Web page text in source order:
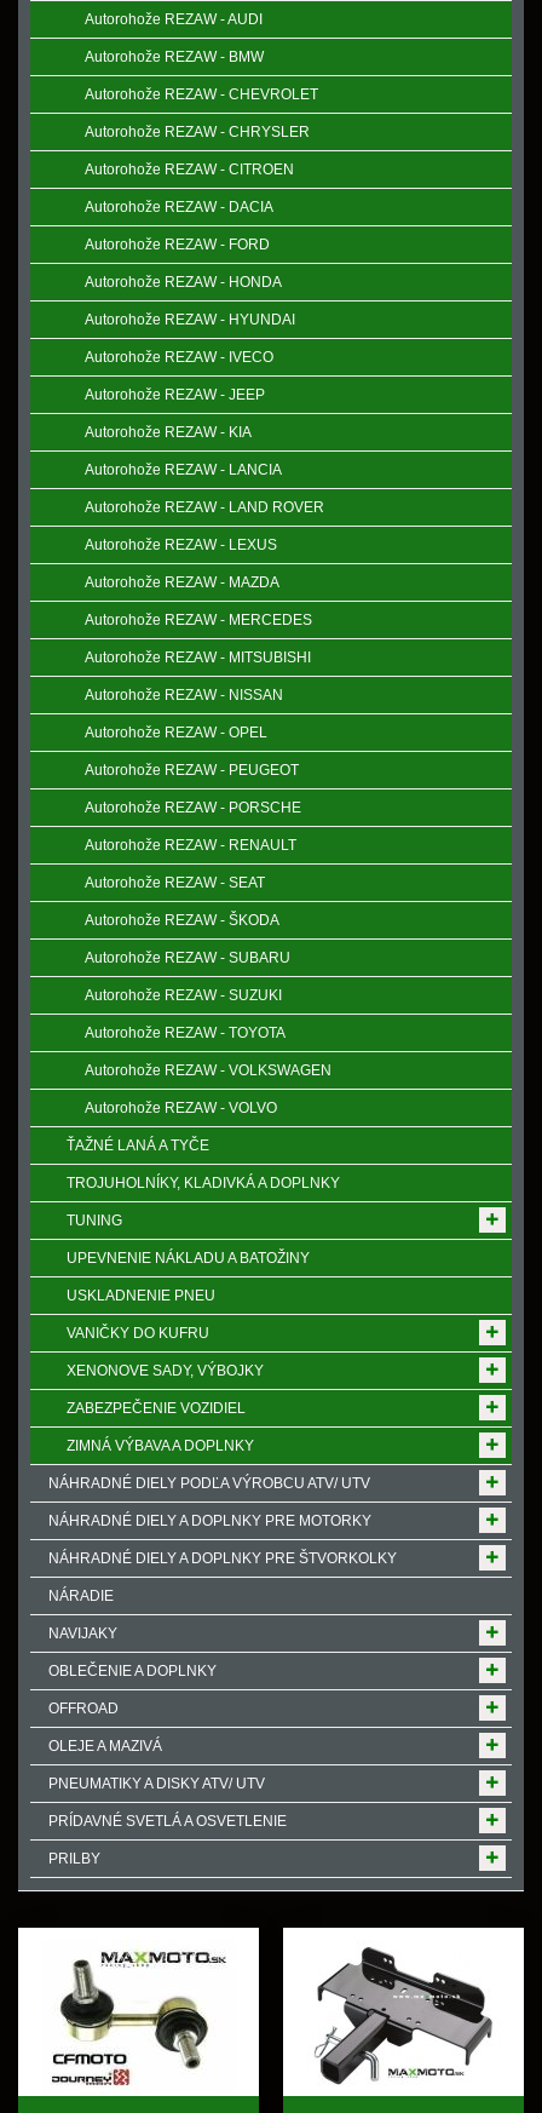
Autorohože REZAW - AUDI
Autorohože REZAW - BMW
Autorohože REZAW - CHEVROLET
Autorohože REZAW - CHRYSLER
Autorohože REZAW - CITROEN
Autorohože REZAW - DACIA
Autorohože REZAW - FORD
Autorohože REZAW - HONDA
Autorohože REZAW - HYUNDAI
Autorohože REZAW - IVECO
Autorohože REZAW - JEEP
Autorohože REZAW - KIA
Autorohože REZAW - LANCIA
Autorohože REZAW - LAND ROVER
Autorohože REZAW - LEXUS
Autorohože REZAW - MAZDA
Autorohože REZAW - MERCEDES
Autorohože REZAW - MITSUBISHI
Autorohože REZAW - NISSAN
Autorohože REZAW - OPEL
Autorohože REZAW - PEUGEOT
Autorohože REZAW - PORSCHE
Autorohože REZAW - RENAULT
Autorohože REZAW - SEAT
Autorohože REZAW - ŠKODA
Autorohože REZAW - SUBARU
Autorohože REZAW - SUZUKI
Autorohože REZAW - TOYOTA
Autorohože REZAW - VOLKSWAGEN
Autorohože REZAW - VOLVO
ŤAŽNÉ LANÁ A TYČE
TROJUHOLNÍKY, KLADIVKÁ A DOPLNKY
TUNING
UPEVNENIE NÁKLADU A BATOŽINY
USKLADNENIE PNEU
VANIČKY DO KUFRU
XENONOVE SADY, VÝBOJKY
ZABEZPEČENIE VOZIDIEL
ZIMNÁ VÝBAVA A DOPLNKY
NÁHRADNÉ DIELY PODĽA VÝROBCU ATV/ UTV
NÁHRADNÉ DIELY A DOPLNKY PRE MOTORKY
NÁHRADNÉ DIELY A DOPLNKY PRE ŠTVORKOLKY
NÁRADIE
NAVIJAKY
OBLEČENIE A DOPLNKY
OFFROAD
OLEJE A MAZIVÁ
PNEUMATIKY A DISKY ATV/ UTV
PRÍDAVNÉ SVETLÁ A OSVETLENIE
PRILBY